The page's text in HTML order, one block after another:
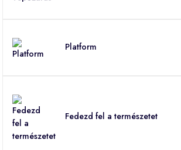
Platform
Fedezd fel a természetet